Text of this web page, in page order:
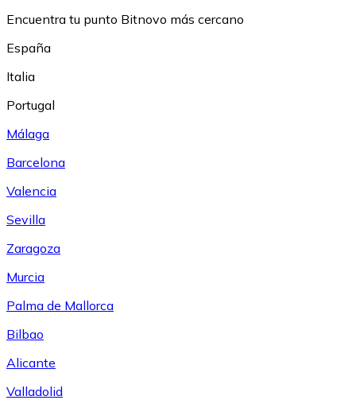
Encuentra tu punto Bitnovo más cercano
España
Italia
Portugal
Málaga
Barcelona
Valencia
Sevilla
Zaragoza
Murcia
Palma de Mallorca
Bilbao
Alicante
Valladolid